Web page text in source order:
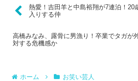
熱愛！吉田羊と中島裕翔が7連泊！20
入りする仲
高橋みなみ、露骨に男漁り！卒業でタガが
対する危機感か
ホーム お笑い芸人